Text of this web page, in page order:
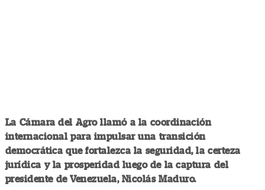
La Cámara del Agro llamó a la coordinación
internacional para impulsar una transición
democrática que fortalezca la seguridad, la certeza
jurídica y la prosperidad luego de la captura del
presidente de Venezuela, Nicolás Maduro.